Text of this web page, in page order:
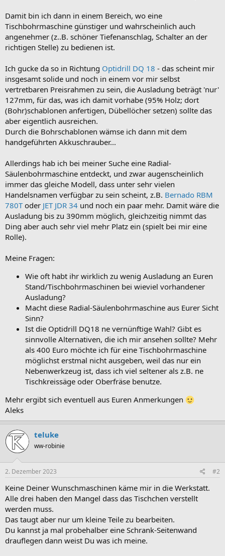
Damit bin ich dann in einem Bereich, wo eine
Tischbohrmaschine günstiger und wahrscheinlich auch
angenehmer (z..B. schöner Tiefenanschlag, Schalter an der
richtigen Stelle) zu bedienen ist.
Ich gucke da so in Richtung Optidrill DQ 18 - das scheint mir
insgesamt solide und noch in einem vor mir selbst
vertretbaren Preisrahmen zu sein, die Ausladung beträgt 'nur'
127mm, für das, was ich damit vorhabe (95% Holz; dort
(Bohr)schablonen anfertigen, Dübellöcher setzen) sollte das
aber eigentlich ausreichen.
Durch die Bohrschablonen wämse ich dann mit dem
handgeführten Akkuschrauber...
Allerdings hab ich bei meiner Suche eine Radial-
Säulenbohrmaschine entdeckt, und zwar augenscheinlich
immer das gleiche Modell, dass unter sehr vielen
Handelsnamen verfügbar zu sein scheint, z.B. Bernado RBM
780Toder JET JDR 34 und noch ein paar mehr. Damit wäre die
Ausladung bis zu 390mm möglich, gleichzeitig nimmt das
Ding aber auch sehr viel mehr Platz ein (spielt bei mir eine
Rolle).
Meine Fragen:
Wie oft habt ihr wirklich zu wenig Ausladung an Euren
Stand/Tischbohrmaschinen bei wieviel vorhandener
Ausladung?
Macht diese Radial-Säulenbohrmaschine aus Eurer Sicht
Sinn?
Ist die Optidrill DQ18 ne vernünftige Wahl? Gibt es
sinnvolle Alternativen, die ich mir ansehen sollte? Mehr
als 400 Euro möchte ich für eine Tischbohrmaschine
möglichst erstmal nicht ausgeben, weil das nur ein
Nebenwerkzeug ist, dass ich viel seltener als z.B. ne
Tischkreissäge oder Oberfräse benutze.
Mehr ergibt sich eventuell aus Euren Anmerkungen
Aleks
teluke
ww-robinie
2. Dezember 2023 #2
Keine Deiner Wunschmaschinen käme mir in die Werkstatt.
Alle drei haben den Mangel dass das Tischchen verstellt
werden muss.
Das taugt aber nur um kleine Teile zu bearbeiten.
Du kannst ja mal probehalber eine Schrank-Seitenwand
drauflegen dann weist Du was ich meine.